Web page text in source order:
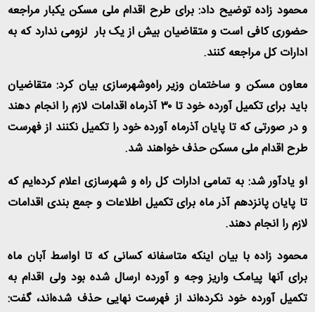
محمود زاده توضیح داد: برای طرح اقدام ملی مسکن یکبار مراجعه
حضوری کافی است و متقاضیان بیش از یک بار لزومی ندارد که به
ادارات کل مراجعه کنند.
معاون مسکن و ساختمان وزیر راه‌وشهرسازی بیان کرد: متقاضیان
باید برای تکمیل آورده خود تا ۳۰ آذرماه اقدامات لازم را انجام دهند
و در صورتی که تا پایان آذرماه آورده خود را تکمیل نکنند از فهرست
طرح اقدام ملی مسکن حذف خواهند شد.
او یادآور شد: به تمامی ادارات کل راه و شهرسازی اعلام کرده‌ایم که
تا پایان پانزدهم آذر ماه برای تکمیل اطلاعات و جمع بندی اقدامات
لازم را انجام دهند.
محمود زاده با بیان اینکه متاسفانه کسانی که تا اواسط آبان ماه
برای آنها پیامک واریز وجه و آورده ارسال شده بود ولی اقدام به
تکمیل آورده خود نکرده‌اند از فهرست نهایی حذف شده‌اند، گفت: